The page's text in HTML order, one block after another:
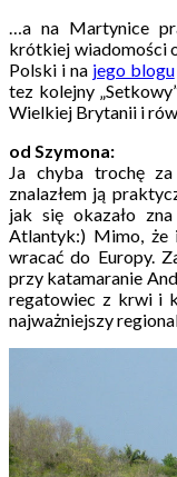
…a na Martynice
krótkiej wiadomości
Polski i na jego blogu
tez kolejny
Wielkiej Brytanii i
od Szymona:
Ja chyba trochę za
znalazłem ją
jak się okazało
Atlantyk:) Mimo, że
wracać do Europy.
przy katamaranie
regatowiec z krwi i
najważniejszy